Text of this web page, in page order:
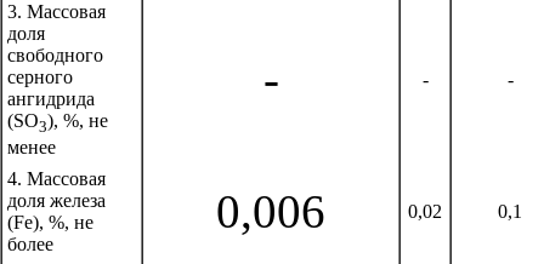
3. Массовая
доля
свободного
серного
ангидрида
(SO3), %, не
менее
- - -
4. Массовая
доля железа
(Fe), %, не
более
0,006 0,02 0,1